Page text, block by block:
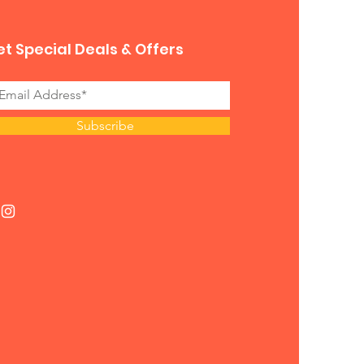
Special Deals & Offers
Subscribe